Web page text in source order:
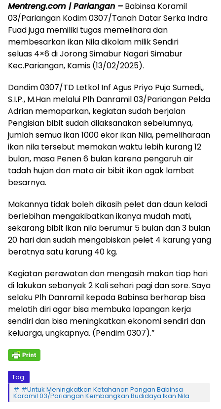
Mentreng.com | Pariangan – Babinsa Koramil
03/Pariangan Kodim 0307/Tanah Datar Serka Indra
Fuad juga memiliki tugas memelihara dan
membesarkan ikan Nila dikolam milik Sendiri
seluas 4×6 di Jorong Simabur Nagari Simabur
Kec.Pariangan, Kamis (13/02/2025).
Dandim 0307/TD Letkol Inf Agus Priyo Pujo Sumedi,,
S.I.P., M.Han melalui Plh Danramil 03/Pariangan Pelda
Adrian memaparkan, kegiatan sudah berjalan
Pengisian bibit sudah dilaksanakan sebelumnya,
jumlah semua ikan 1000 ekor ikan Nila, pemeliharaan
ikan nila tersebut memakan waktu lebih kurang 12
bulan, masa Penen 6 bulan karena pengaruh air
tadah hujan dan mata air bibit ikan agak lambat
besarnya.
Makannya tidak boleh dikasih pelet dan daun keladi
berlebihan mengakibatkan ikanya mudah mati,
sekarang bibit ikan nila berumur 5 bulan dan 3 bulan
20 hari dan sudah mengabiskan pelet 4 karung yang
beratnya satu karung 40 kg.
Kegiatan perawatan dan mengasih makan tiap hari
di lakukan sebanyak 2 Kali sehari pagi dan sore. Saya
selaku Plh Danramil kepada Babinsa berharap bisa
melatih diri agar bisa membuka lapangan kerja
sendiri dan bisa meningkatkan ekonomi sendiri dan
keluarga, ungkapnya. (Pendim 0307).”
Tag:
#Untuk Meningkatkan Ketahanan Pangan Babinsa
Koramil 03/Pariangan Kembangkan Budidaya Ikan Nila